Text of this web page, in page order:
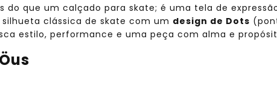
do que um calçado para skate; é uma tela de
clássica de skate com um design de Dots
estilo, performance e uma peça com alma e